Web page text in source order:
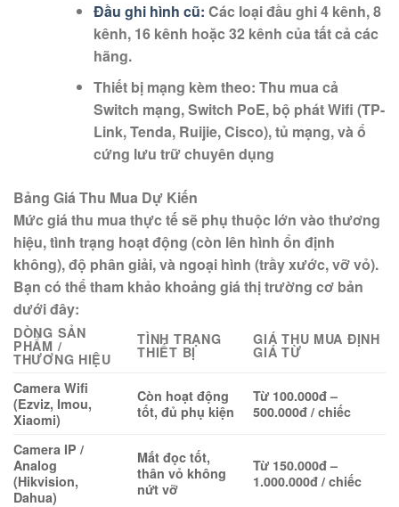
Đầu ghi hình cũ: Các loại đầu ghi 4 kênh, 8
kênh, 16 kênh hoặc 32 kênh của tất cả các
hãng.
Thiết bị mạng kèm theo: Thu mua cả
Switch mạng, Switch PoE, bộ phát Wifi (TP-
Link, Tenda, Ruijie, Cisco), tủ mạng, và ổ
cứng lưu trữ chuyên dụng
Bảng Giá Thu Mua Dự Kiến
Mức giá thu mua thực tế sẽ phụ thuộc lớn vào thương
hiệu, tình trạng hoạt động (còn lên hình ổn định
không), độ phân giải, và ngoại hình (trầy xước, vỡ vỏ).
Bạn có thể tham khảo khoảng giá thị trường cơ bản
dưới đây:
DÒNG SẢN
PHẨM /
THƯƠNG HIỆU
TÌNH TRẠNG
THIẾT BỊ
GIÁ THU MUA ĐỊNH
GIÁ TỪ
Camera Wifi
(Ezviz, Imou,
Xiaomi)
Còn hoạt động
tốt, đủ phụ kiện
Từ 100.000đ –
500.000đ / chiếc
Camera IP /
Analog
(Hikvision,
Dahua)
Mắt đọc tốt,
thân vỏ không
nứt vỡ
Từ 150.000đ –
1.000.000đ / chiếc